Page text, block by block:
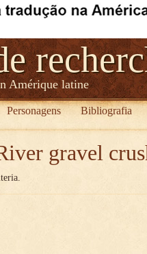
Amérique latine
Personagens Bibliografia
gravel